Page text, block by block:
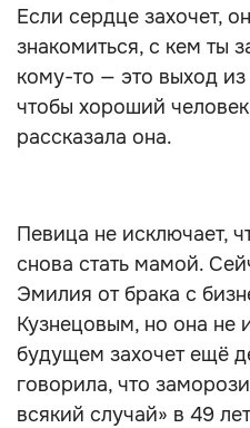
Если сердце захочет,
знакомиться, с кем ты
кому-то — это выход из
чтобы хороший
рассказала она.
Певица не исключает,
снова стать мамой.
Эмилия от брака с
Кузнецовым, но она не
будущем захочет ещё
говорила, что
всякий случай» в 49